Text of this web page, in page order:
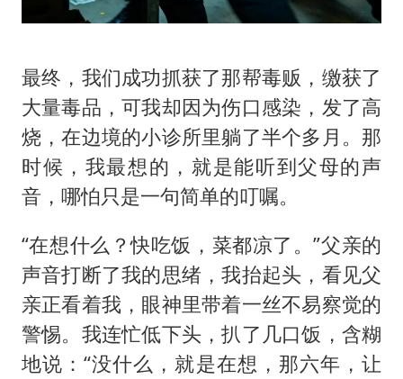
最终，我们成功抓获了那帮毒贩，缴获了
大量毒品，可我却因为伤口感染，发了高
烧，在边境的小诊所里躺了半个多月。那
时候，我最想的，就是能听到父母的声
音，哪怕只是一句简单的叮嘱。
“在想什么？快吃饭，菜都凉了。”父亲的
声音打断了我的思绪，我抬起头，看见父
亲正看着我，眼神里带着一丝不易察觉的
警惕。我连忙低下头，扒了几口饭，含糊
地说：“没什么，就是在想，那六年，让